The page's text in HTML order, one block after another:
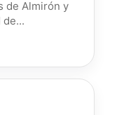
de Almirón y
de...